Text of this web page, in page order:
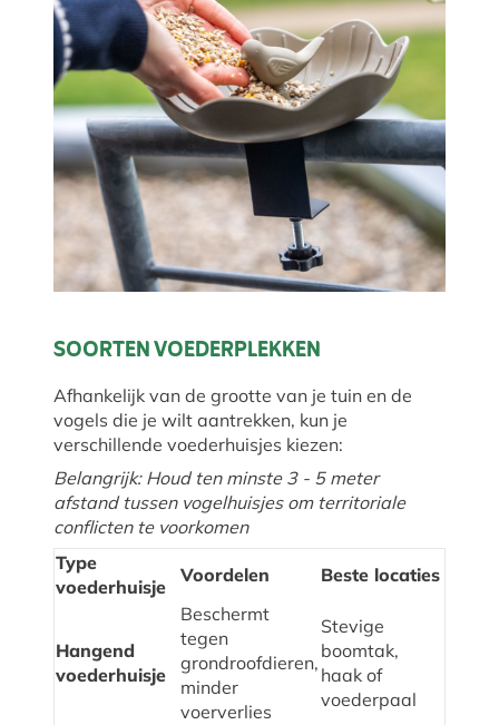
SOORTEN VOEDERPLEKKEN
Afhankelijk van de grootte van je tuin en de
vogels die je wilt aantrekken, kun je
verschillende voederhuisjes kiezen:
Belangrijk: Houd ten minste 3 - 5 meter
afstand tussen vogelhuisjes om territoriale
conflicten te voorkomen
Type
voederhuisje
Voordelen Beste locaties
Hangend
voederhuisje
Beschermt
tegen
grondroofdieren,
minder
voerverlies
Stevige
boomtak,
haak of
voederpaal